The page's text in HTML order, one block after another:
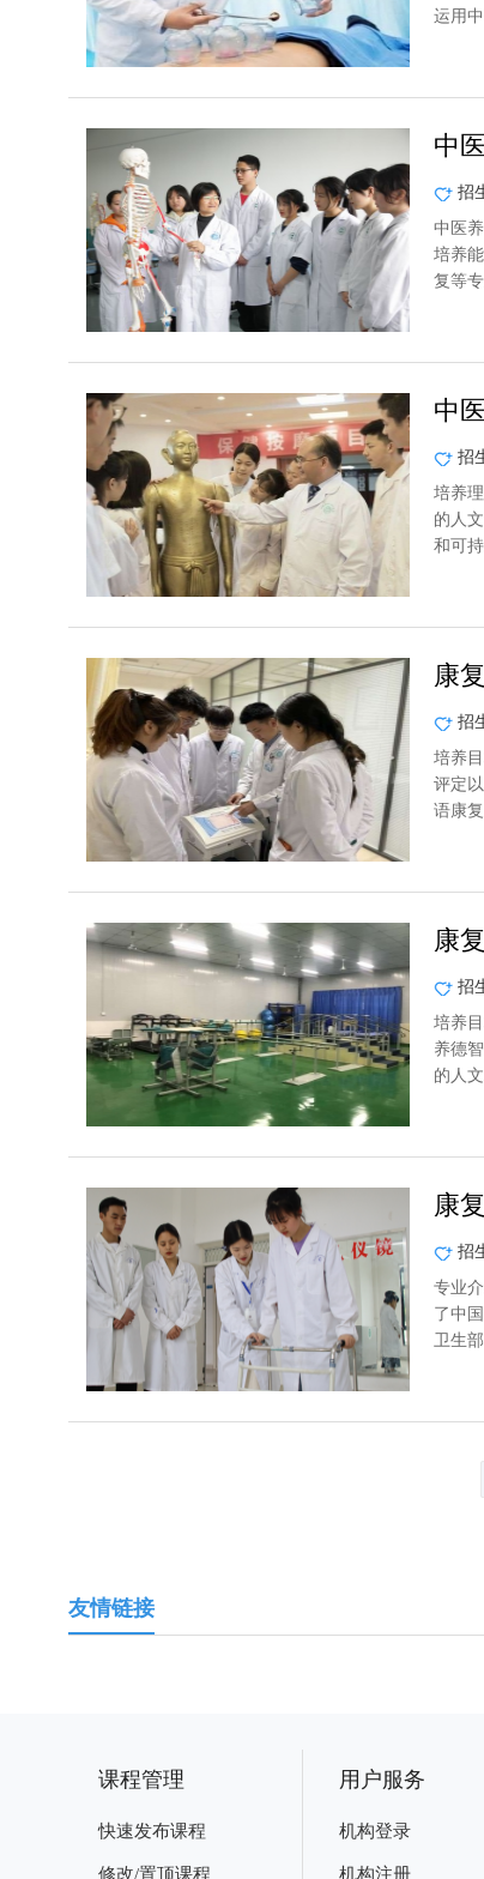
运用
中
招
中医
培养
复等
中
招
培养
的人
和可
康
招
培养
评定
语康
康
招
培养
养德
的人
康
招
专业
了中
卫生
友情链接
课程管理
快速发布课程
修改/置顶课程
用户服务
机构登录
机构注册